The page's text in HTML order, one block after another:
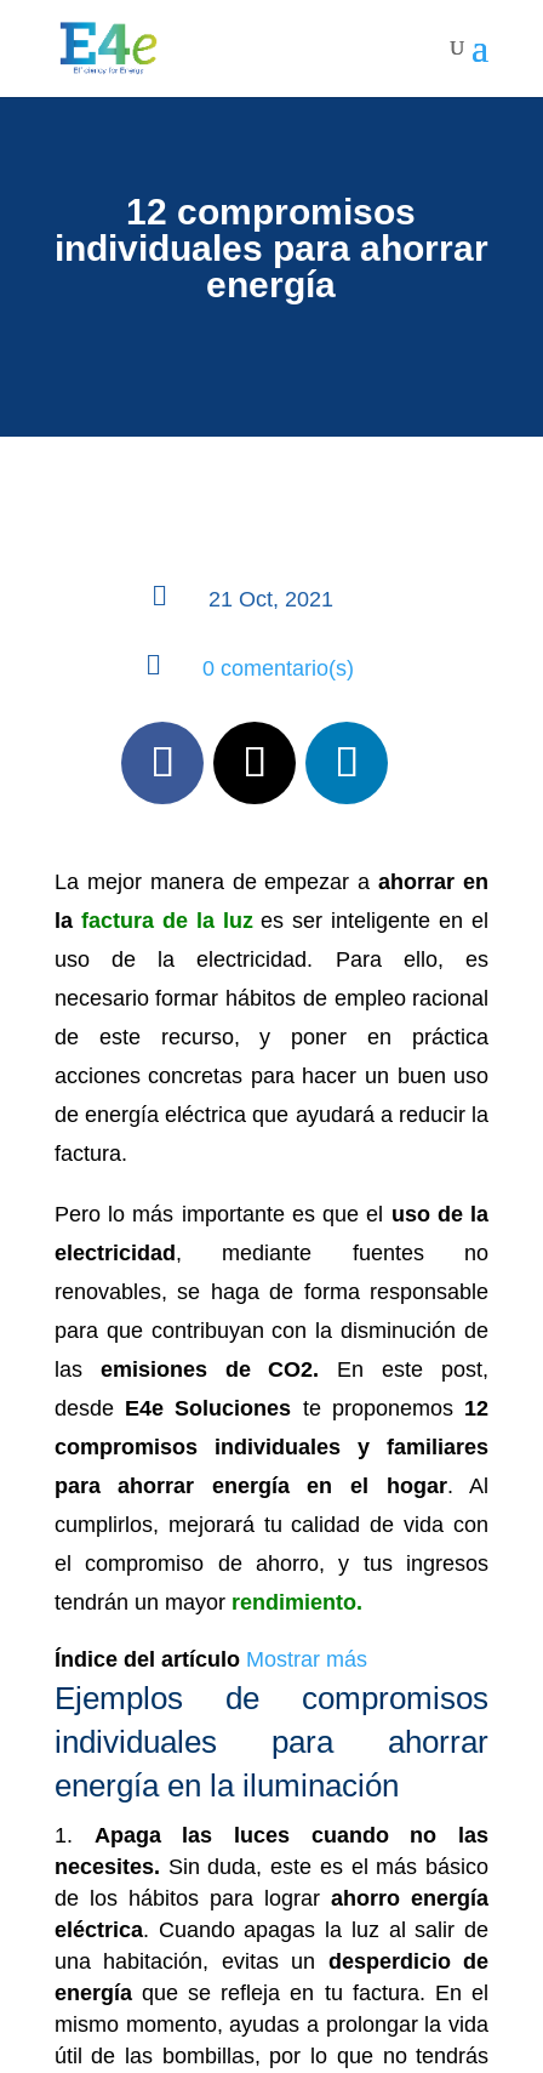
12 compromisos
individuales para ahorrar
energía
 21 Oct, 2021
 0 comentario(s)
La mejor manera de empezar aahorrar en
la factura de la luzes ser inteligente en el
uso de la electricidad. Para ello, es
necesario formar hábitos de empleo racional
de este recurso, y poner en práctica
acciones concretas para hacer un buen uso
de energía eléctrica que ayudará a reducir la
factura.
Pero lo más importante es que el uso de la
electricidad , mediante fuentes no
renovables, se haga de forma responsable
para que contribuyan con la disminución de
lasemisiones de CO2. En este post,
desde E4e Soluciones te proponemos 12
compromisos individuales y familiares
para ahorrar energía en el hogar. Al
cumplirlos, mejorará tu calidad de vida con
el compromiso de ahorro, y tus ingresos
tendrán un mayor rendimiento.
Índice del artículo Mostrar más
Ejemplos de compromisos
individuales para ahorrar
energía en la iluminación
Apaga las luces cuando no las
necesites. Sin duda, este es el más básico
de los hábitos para lograrahorro energía
eléctrica. Cuando apagas la luz al salir de
una habitación, evitas un desperdicio de
energíaque se refleja en tu factura. En el
mismo momento, ayudas a prolongar la vida
útil de las bombillas, por lo que no tendrás